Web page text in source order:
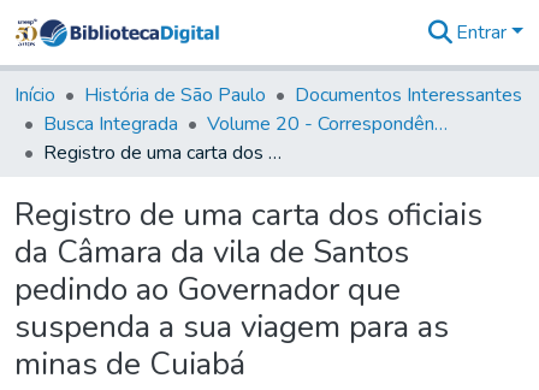
&
Coleções
Tudo na
Biblioteca
Estatísticas
Entrar
Início História de São Paulo
Documentos Interessantes
Busca Integrada
Volume 20 - Correspondência interna do Governador Rodrigo Cezar de Menezes: 1721- 1728
Registro de uma carta dos oficiais da Câmara da vila de Santos pedindo ao Governador que suspenda a sua viagem para as minas de Cuiabá
Registro de uma carta dos oficiais
da Câmara da vila de Santos
pedindo ao Governador que
suspenda a sua viagem para as
minas de Cuiabá